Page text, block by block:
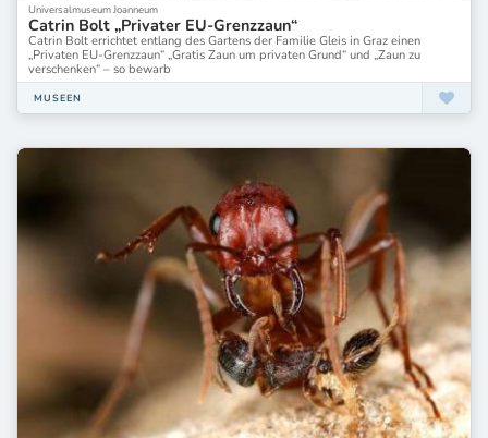
Universalmuseum Joanneum
Catrin Bolt „Privater EU-Grenzzaun“
Catrin Bolt errichtet entlang des Gartens der Familie Gleis in Graz einen
„Privaten EU-Grenzzaun“ „Gratis Zaun um privaten Grund“ und „Zaun zu
verschenken“ – so bewarb
MUSEEN